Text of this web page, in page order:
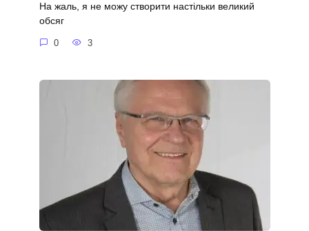
На жаль, я не можу створити настільки великий
обсяг
0 3